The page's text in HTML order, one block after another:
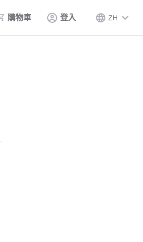
購物車 登入 ZH